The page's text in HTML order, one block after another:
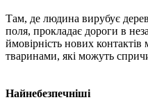
Там, де людина вирубує
поля, прокладає дороги в
ймовірність нових
тваринами, які можуть
Найнебезпечніші